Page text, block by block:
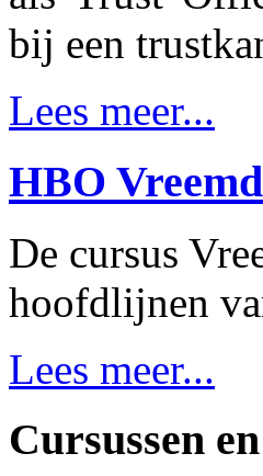
bij een
Lees meer...
HBO
De cursus
hoofdlijnen
Lees meer...
Cursussen